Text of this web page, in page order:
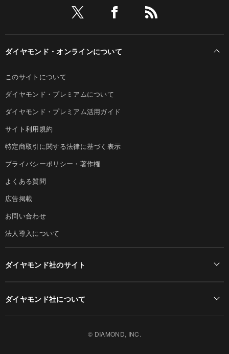
ダイヤモンド・オンラインについて
このサイトについて
ダイヤモンド・プレミアムについて
ダイヤモンド・プレミアム活用ガイド
サイト利用規約
特定商取引に関する法律に基づく表示
プライバシーポリシー・著作権
よくある質問
広告掲載
お問い合わせ
法人導入について
ダイヤモンド社のサイト
ダイヤモンド社について
© DIAMOND, INC.